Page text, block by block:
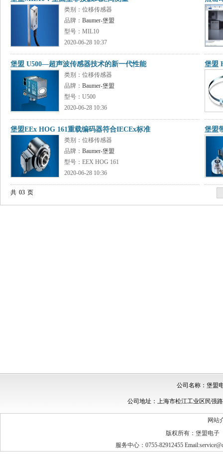
类别：位移传感器
品牌： Baumer-堡盟
型号：MIL10
2020-06-28 10:37
堡盟 U500—超声波传感器技术的新一代性能
类别：位移传感器
品牌： Baumer-堡盟
型号：U500
2020-06-28 10:36
堡盟
堡盟EEx HOG 161重载编码器符合IECEx标准
类别：位移传感器
品牌： Baumer-堡盟
型号：EEX HOG 161
2020-06-28 10:36
堡盟
共 03 页
公司名称：堡盟
公司地址：上海市松江工业区民强
网站
版权所有：堡盟电
服务中心：0755-82912455